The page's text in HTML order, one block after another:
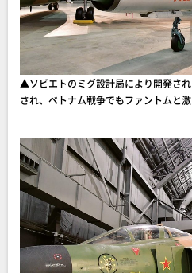
▲ソビエトのミグ設計局により開発さ
され、ベトナム戦争でもファントムと